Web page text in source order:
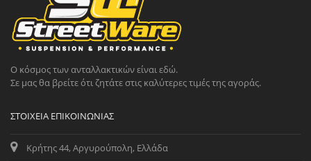
Ο κόσμος των ανταλλακτικών είναι εδώ.
Σε μας θα βρείτε ότι ζητάτε στις καλύτερες τιμές της αγοράς.
ΣΤΟΙΧΕΊΑ ΕΠΙΚΟΙΝΩΝΊΑΣ
Κρήτης 44, Αργυρούπολη, Ελλάδα